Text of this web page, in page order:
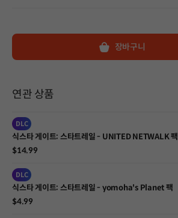
장바구니
연관 상품
DLC
식스타 게이트: 스타트레일 - UNITED NETWALK 팩
$14.99
DLC
식스타 게이트: 스타트레일 - yomoha's Planet 팩
$4.99